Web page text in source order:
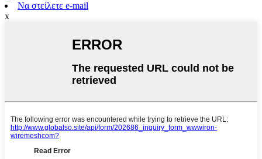
Να στείλετε e-mail
x